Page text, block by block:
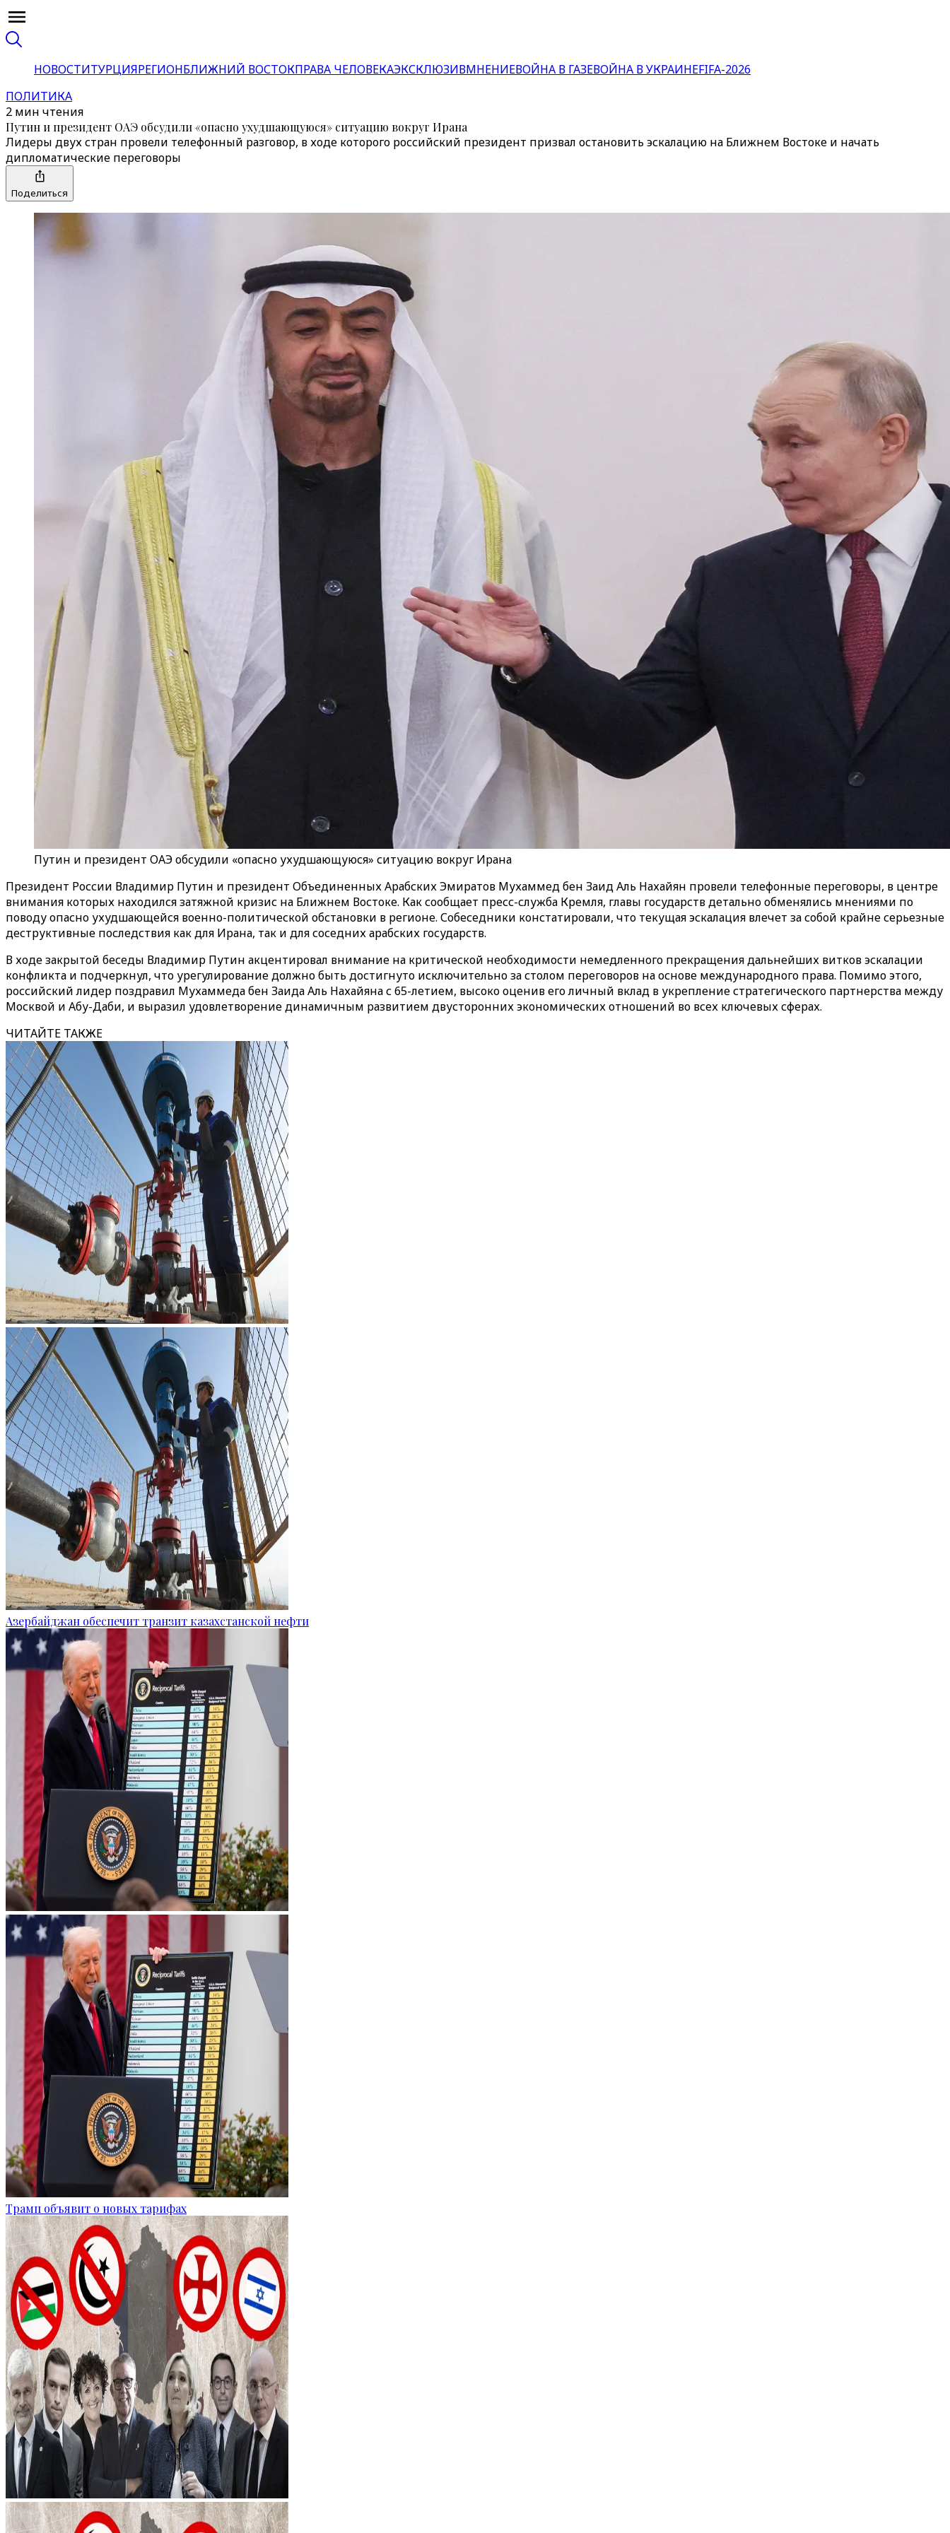
НОВОСТИТУРЦИЯРЕГИОНБЛИЖНИЙ ВОСТОКПРАВА ЧЕЛОВЕКАЭКСКЛЮЗИВМНЕНИЕВОЙНА В ГАЗЕВОЙНА В УКРАИНЕFIFA-2026
ПОЛИТИКА
2 мин чтения
Путин и президент ОАЭ обсудили «опасно ухудшающуюся» ситуацию вокруг Ирана
Лидеры двух стран провели телефонный разговор, в ходе которого российский президент призвал остановить эскалацию на Ближнем Востоке и начать
дипломатические переговоры
Поделиться
Путин и президент ОАЭ обсудили «опасно ухудшающуюся» ситуацию вокруг Ирана
Президент России Владимир Путин и президент Объединенных Арабских Эмиратов Мухаммед бен Заид Аль Нахайян провели телефонные переговоры, в центре
внимания которых находился затяжной кризис на Ближнем Востоке. Как сообщает пресс-служба Кремля, главы государств детально обменялись мнениями по
поводу опасно ухудшающейся военно-политической обстановки в регионе. Собеседники констатировали, что текущая эскалация влечет за собой крайне серьезные
деструктивные последствия как для Ирана, так и для соседних арабских государств.
В ходе закрытой беседы Владимир Путин акцентировал внимание на критической необходимости немедленного прекращения дальнейших витков эскалации
конфликта и подчеркнул, что урегулирование должно быть достигнуто исключительно за столом переговоров на основе международного права. Помимо этого,
российский лидер поздравил Мухаммеда бен Заида Аль Нахайяна с 65-летием, высоко оценив его личный вклад в укрепление стратегического партнерства между
Москвой и Абу-Даби, и выразил удовлетворение динамичным развитием двусторонних экономических отношений во всех ключевых сферах.
ЧИТАЙТЕ ТАКЖЕ
Азербайджан обеспечит транзит казахстанской нефти
Трамп объявит о новых тарифах